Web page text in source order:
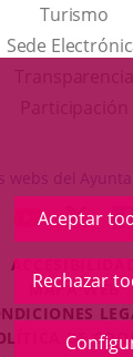
Aceptar
Rechazar
TurismoEste
Sede
webs del
ENLACE
A
UNA
EXTERNA.
A
UNA
MAPA WEB
DE